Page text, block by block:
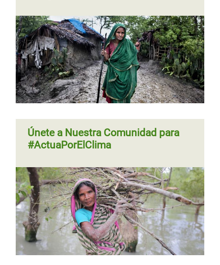
Únete a Nuestra Comunidad para
#ActuaPorElClima